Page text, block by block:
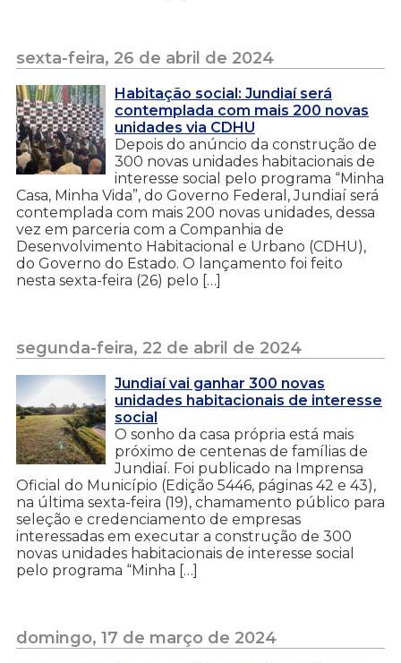
sexta-feira, 26 de abril de 2024
Habitação social: Jundiaí será
contemplada com mais 200 novas
unidades via CDHU
Depois do anúncio da construção de
300 novas unidades habitacionais de
interesse social pelo programa “Minha
Casa, Minha Vida”, do Governo Federal, Jundiaí será
contemplada com mais 200 novas unidades, dessa
vez em parceria com a Companhia de
Desenvolvimento Habitacional e Urbano (CDHU),
do Governo do Estado. O lançamento foi feito
nesta sexta-feira (26) pelo […]
segunda-feira, 22 de abril de 2024
Jundiaí vai ganhar 300 novas
unidades habitacionais de interesse
social
O sonho da casa própria está mais
próximo de centenas de famílias de
Jundiaí. Foi publicado na Imprensa
Oficial do Município (Edição 5446, páginas 42 e 43),
na última sexta-feira (19), chamamento público para
seleção e credenciamento de empresas
interessadas em executar a construção de 300
novas unidades habitacionais de interesse social
pelo programa “Minha […]
domingo, 17 de março de 2024